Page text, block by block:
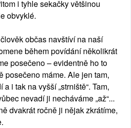
i tyhle sekačky většinou
obvyklé.
občas navštíví na naší
během povídání několikrát
posečeno – evidentně ho to
posečeno máme. Ale jen tam,
i tak na vyšší „strniště“. Tam,
nevadí ji necháváme „až“...
dvakrát ročně ji nějak zkrátíme,